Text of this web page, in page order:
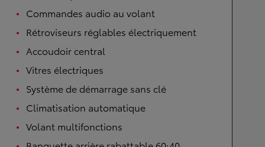
Commandes audio au volant
Rétroviseurs réglables électriquement
Accoudoir central
Vitres électriques
Système de démarrage sans clé
Climatisation automatique
Volant multifonctions